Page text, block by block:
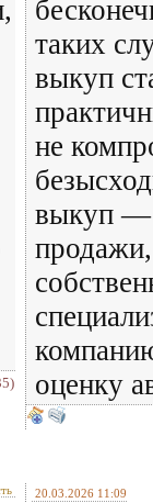
таких
выкуп
не
выкуп —
оценку
20.03.2026 11:09